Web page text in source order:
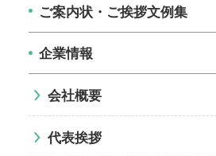
ご案内状・ご挨拶文例集
企業情報
会社概要
代表挨拶